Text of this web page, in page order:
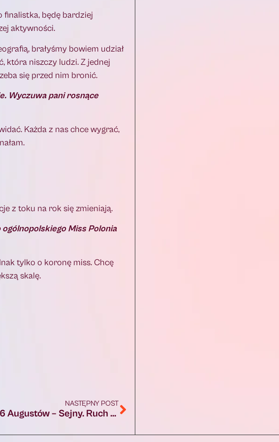
finalistka, będę bardziej
aktywności.
brałyśmy bowiem udział
która niszczy ludzi. Z jednej
się przed nim bronić.
Wyczuwa pani rosnące
Każda z nas chce wygrać,
z toku na rok się zmieniają.
Miss Polonia
tylko o koronę miss. Chcę
skalę.
NASTĘPNY POST
Augustów: Wypadek na DK 16 Augustów – Sejny. Ruch wahadłowy